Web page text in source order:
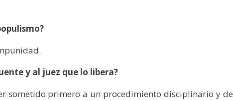
y al juez que lo libera?
sometido primero a un procedimiento disciplinario y de